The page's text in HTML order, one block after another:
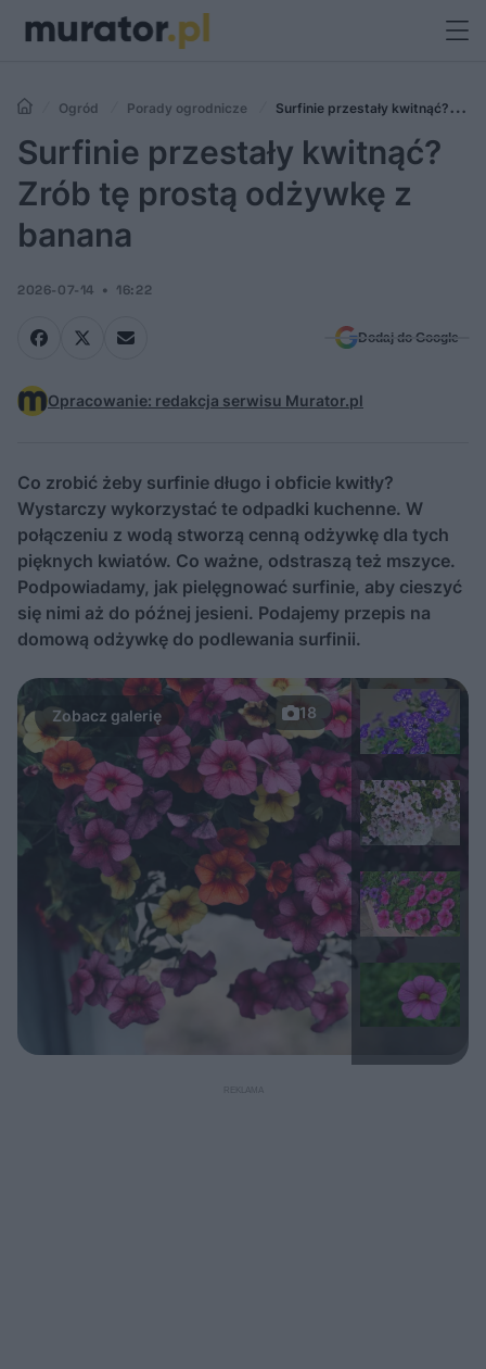
Ogród Porady ogrodnicze
Surfinie przestały kwitnąć?
Zrób tę prostą odżywkę z banana
Surfinie przestały kwitnąć?
Zrób tę prostą odżywkę z
banana
2026-07-14 16:22
Dodaj do Google
Opracowanie: redakcja serwisu Murator.pl
Co zrobić żeby surfinie długo i obficie kwitły?
Wystarczy wykorzystać te odpadki kuchenne. W
połączeniu z wodą stworzą cenną odżywkę dla tych
pięknych kwiatów. Co ważne, odstraszą też mszyce.
Podpowiadamy, jak pielęgnować surfinie, aby cieszyć
się nimi aż do późnej jesieni. Podajemy przepis na
domową odżywkę do podlewania surfinii.
18